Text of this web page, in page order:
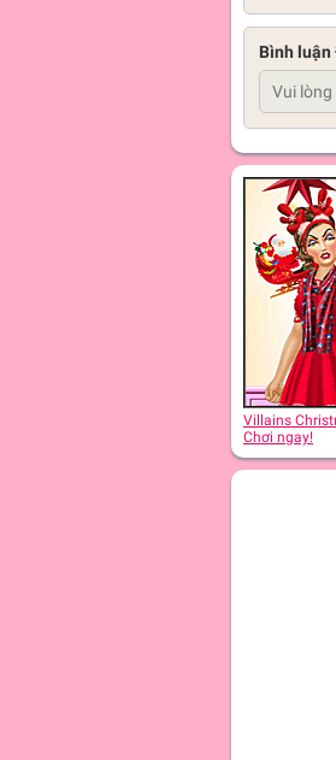
Bình luận
Villains
Chơi ngay!